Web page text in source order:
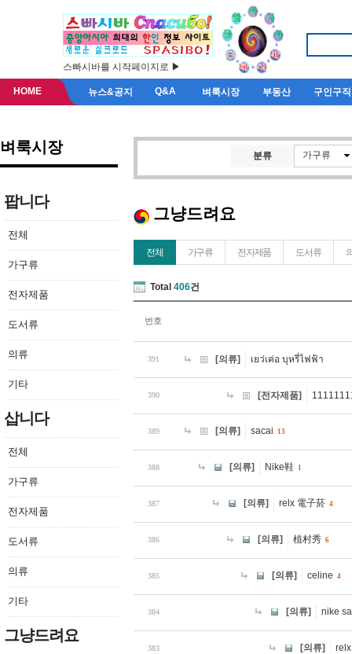
스빠시바를 시작페이지로 ▶
HOME 뉴스&공지 Q&A 벼룩시장 부동산 구인구직
벼룩시장
팝니다
전체
가구류
전자제품
도서류
의류
기타
삽니다
전체
가구류
전자제품
도서류
의류
기타
그냥드려요
분류 가구류
그냥드려요
전체 가구류 전자제품 도서류
Total 406건
번호
391 [의류] เยว่เค่อ บุหรี่ไฟฟ้า
390 [전자제품]
389 [의류] sacai 13
388 [의류] Nike鞋 1
387 [의류] relx 電子菸 4
386 [의류] 植村秀 6
385 [의류] celine 4
384 [의류] nike
383 [의류] relx